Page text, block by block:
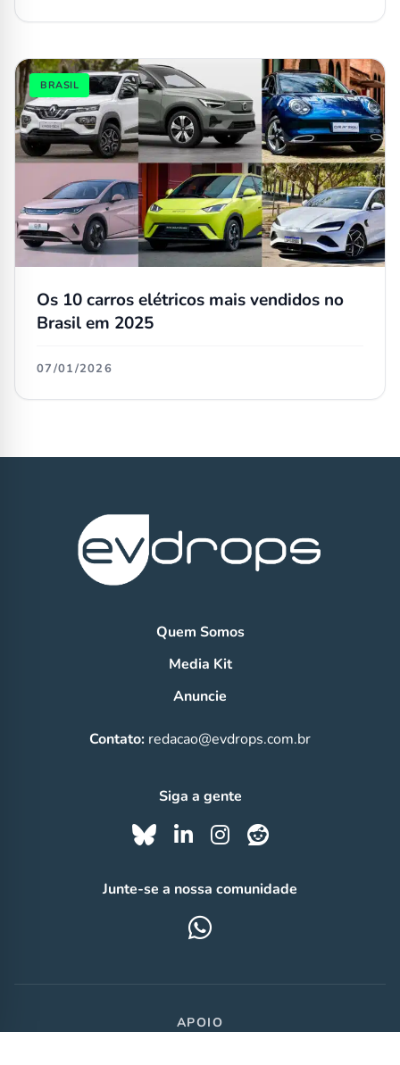
BRASIL
Os 10 carros elétricos mais vendidos no
Brasil em 2025
07/01/2026
Quem Somos
Media Kit
Anuncie
Contato: redacao@evdrops.com.br
Siga a gente
Junte-se a nossa comunidade
APOIO